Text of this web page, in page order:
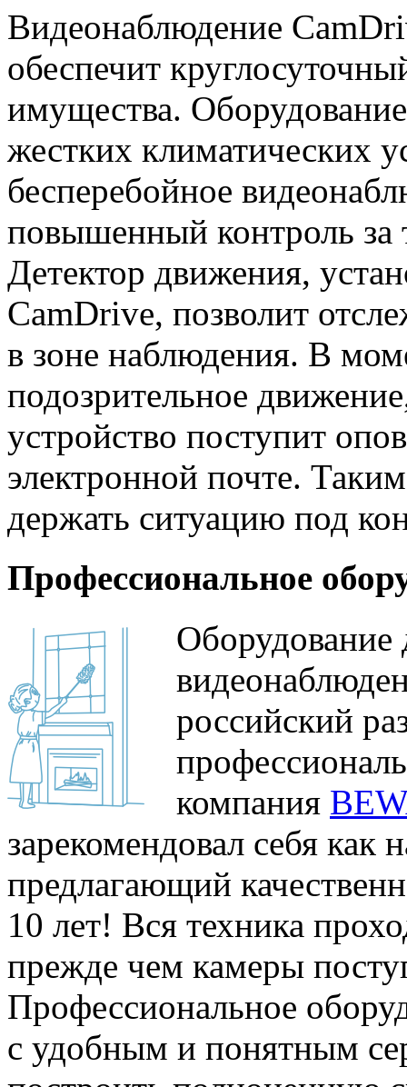
Видеонаблюдение
обеспечит
имущества.
жестких климатических
бесперебойное
повышенный контроль за
Детектор движения,
CamDrive, позволит
в зоне наблюдения. В
подозрительное
устройство поступит
электронной почте.
держать ситуацию под
Профессиональное
Оборудование
российский
компания
зарекомендовал себя как
предлагающий
10 лет! Вся техника
прежде чем камеры
Профессиональное
с удобным и понятным